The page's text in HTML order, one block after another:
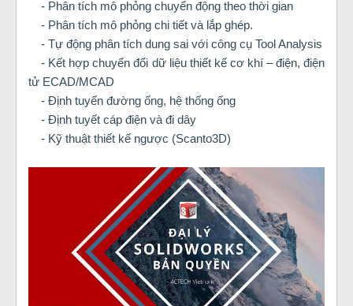
- Phân tích mô phỏng chuyển động theo thời gian
- Phân tích mô phỏng chi tiết và lắp ghép.
- Tự động phân tích dung sai với công cụ Tool Analysis
- Kết hợp chuyển đổi dữ liệu thiết kế cơ khí – điện, điện
tử ECAD/MCAD
- Định tuyến đường ống, hệ thống ống
- Định tuyết cáp điện và đi dây
- Kỹ thuật thiết kế ngược (Scanto3D)